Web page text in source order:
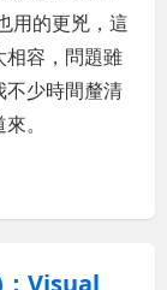
用的更兇，這
相容，問題雖
不少時間釐清
。
：Visual